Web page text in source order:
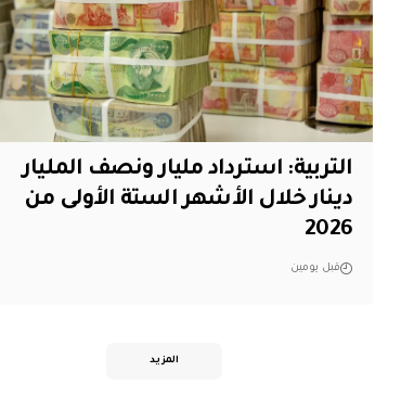
التربية: استرداد مليار ونصف المليار
دينار خلال الأشهر الستة الأولى من
2026
قبل يومين
المزيد